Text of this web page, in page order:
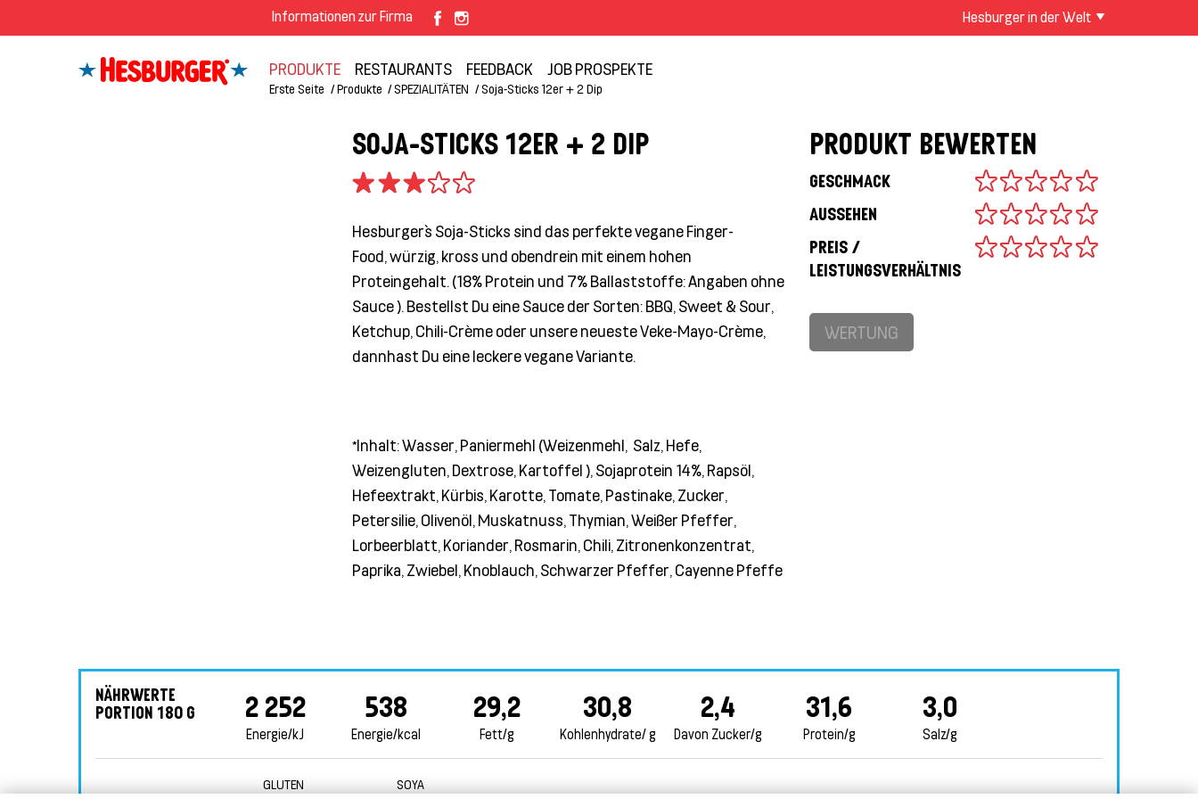
Informationen zur Firma Hesburger in der Welt
PRODUKTE RESTAURANTS FEEDBACK JOB PROSPEKTE
Erste Seite Produkte SPEZIALITÄTEN Soja-Sticks 12er + 2 Dip
SOJA-STICKS 12ER + 2 DIP
Hesburger`s Soja-Sticks sind das perfekte vegane Finger-
Food, würzig, kross und obendrein mit einem hohen
Proteingehalt. (18% Protein und 7% Ballaststoffe: Angaben ohne
Sauce ). Bestellst Du eine Sauce der Sorten: BBQ, Sweet & Sour,
Ketchup, Chili-Crème oder unsere neueste Veke-Mayo-Crème,
dannhast Du eine leckere vegane Variante.
*Inhalt: Wasser, Paniermehl (Weizenmehl, Salz, Hefe,
Weizengluten, Dextrose, Kartoffel ), Sojaprotein 14%, Rapsöl,
Hefeextrakt, Kürbis, Karotte, Tomate, Pastinake, Zucker,
Petersilie, Olivenöl, Muskatnuss, Thymian, Weißer Pfeffer,
Lorbeerblatt, Koriander, Rosmarin, Chili, Zitronenkonzentrat,
Paprika, Zwiebel, Knoblauch, Schwarzer Pfeffer, Cayenne Pfeffe
PRODUKT BEWERTEN
GESCHMACK
AUSSEHEN
PREIS /
LEISTUNGSVERHÄLTNIS
WERTUNG
NÄHRWERTE
PORTION 180 G
2 252
Energie/kJ
538
Energie/kcal
29,2
Fett/g
30,8
Kohlenhydrate/ g
2,4
Davon Zucker/g
31,6
Protein/g
3,0
Salz/g
GLUTEN SOYA